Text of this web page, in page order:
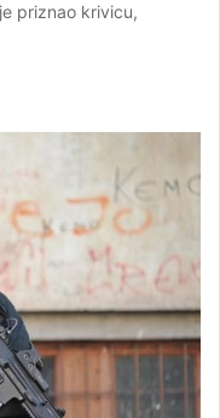
priznao krivicu,